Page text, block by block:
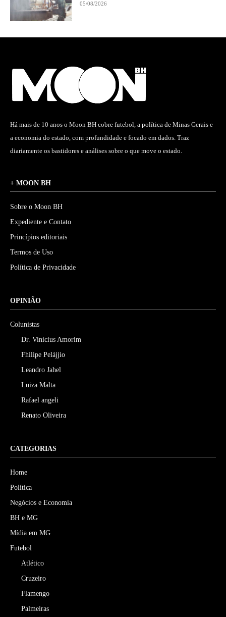
05/08/2026
Há mais de 10 anos o Moon BH cobre futebol, a política de Minas Gerais e
a economia do estado, com profundidade e focado em dados. Traz
diariamente os bastidores e análises sobre o que move o estado.
+ MOON BH
Sobre o Moon BH
Expediente e Contato
Princípios editoriais
Termos de Uso
Política de Privacidade
OPINIÃO
Colunistas
Dr. Vinicius Amorim
Fhilipe Pelájjio
Leandro Jahel
Luiza Malta
Rafael angeli
Renato Oliveira
CATEGORIAS
Home
Política
Negócios e Economia
BH e MG
Mídia em MG
Futebol
Atlético
Cruzeiro
Flamengo
Palmeiras